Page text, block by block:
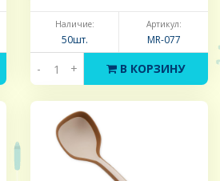
Наличие:
50шт.
Артикул:
MR-077
- + В КОРЗИНУ